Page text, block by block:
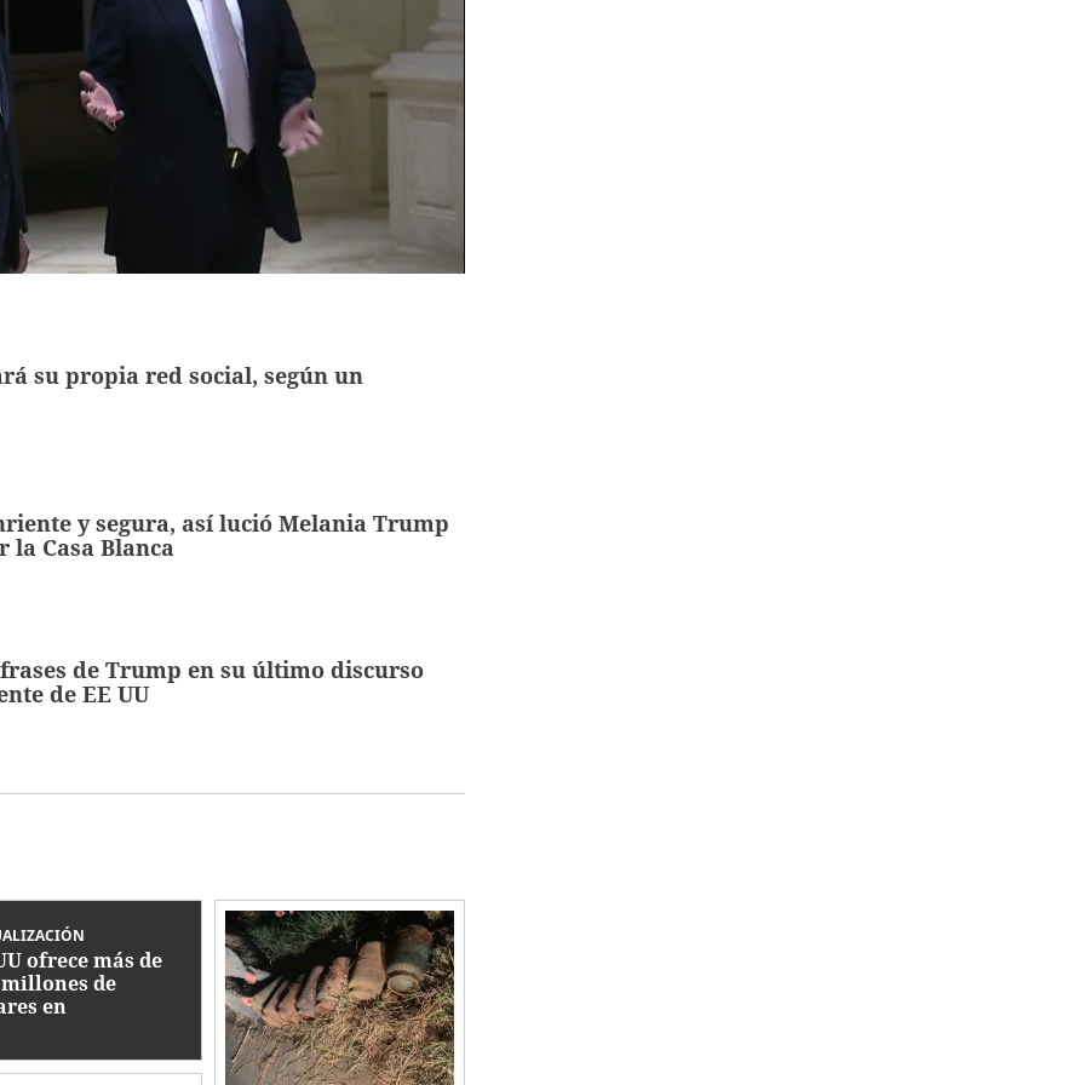
su propia red social, según un
y segura, así lució Melania Trump
la Casa Blanca
de Trump en su último discurso
de EE UU
ofrece más de
millones de
en